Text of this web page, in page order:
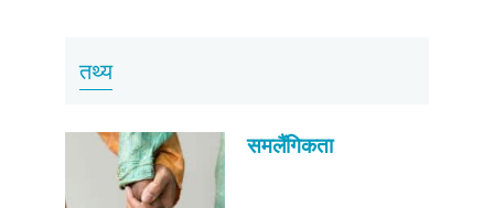
तथ्य
समलैंगिकता